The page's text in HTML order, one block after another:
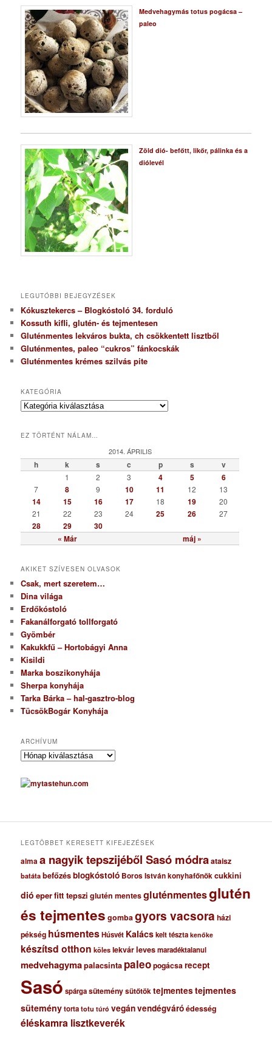
Medvehagymás totus pogácsa –
paleo
Zöld dió- befőtt, likőr, pálinka és a
diólevél
LEGUTÓBBI BEJEGYZÉSEK
Kókusztekercs – Blogkóstoló 34. forduló
Kossuth kifli, glutén- és tejmentesen
Gluténmentes lekváros bukta, ch csökkentett lisztből
Gluténmentes, paleo “cukros” fánkocskák
Gluténmentes krémes szilvás pite
KATEGÓRIA
K
e
r
EZ TÖRTÉNT NÁLAM…
2014. ÁPRILIS
h k s c p s v
« Már máj »
1 2 3 4 5 6
7 8 9 10 11 12 13
14 15 16 17 18 19
20
21
22 23 24 25 26 27
28 29 30
AKIKET SZÍVESEN OLVASOK
Csak, mert szeretem…
Dina világa
Erdőkóstoló
Fakanálforgató tollforgató
Gyömbér
Kakukkfű – Hortobágyi Anna
Kisildi
Marka boszikonyhája
Sherpa konyhája
Tarka Bárka – hal-gasztro-blog
TücsökBogár Konyhája
ARCHÍVUM
A
c
h
u
LEGTÖBBET KERESETT KIFEJEZÉSEK
almaa nagyik tepszijéből Sasó módraataisz
batáta befőzésblogkóstoló Boros István konyhafőnökcukkini
dió eperfitt tepszi glutén mentesgluténmentesglutén
és tejmentes gombagyors vacsora házi
pékség húsmentesHúsvét Kalácskelt tészta kenőke
készítsd otthon köles lekvárlevesmaradéktalanul
medvehagymapalacsinta paleopogácsarecept
Sasó spárgasüteménysütőtöktejmentestejmentes
süteménytorta totu túró vegánvendégváróédesség
éléskamra lisztkeverék